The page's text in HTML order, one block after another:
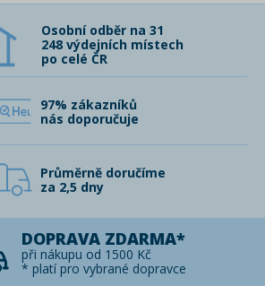
Osobní odběr na 31
248 výdejních místech
po celé ČR
97% zákazníků
nás doporučuje
Průměrně doručíme
za 2,5 dny
DOPRAVA ZDARMA*
při nákupu od 1500 Kč
* platí pro vybrané dopravce